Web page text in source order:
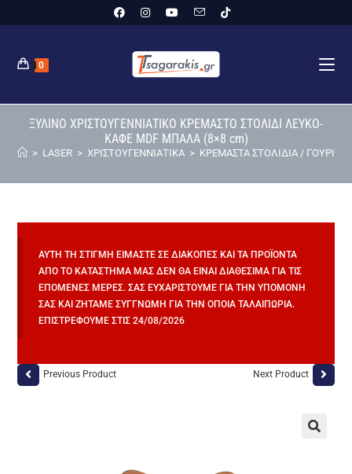
0
ΞΥΛΙΝΟ ΧΡΙΣΤΟΥΓΕΝΝΙΑΤΙΚΟ ΚΡΕΜΑΣΤΟ ΣΤΟΛΙΔΙ ΛΕΥΚΟ-
ΚΑΦΕ MDF ΜΠΑΛΑ (8×8 cm)
> LASER > ΧΡΙΣΤΟΥΓΕΝΝΙΑΤΙΚΑ > ΚΡΕΜΑΣΤΑ ΣΤΟΛΙΔΙΑ / ΓΟΥΡΙΑ
ΑΥΤΉ ΤΗ ΣΤΙΓΜΉ ΕΊΜΑΣΤΕ ΣΕ ΔΙΑΚΟΠΈΣ ΚΑΙ ΤΑ ΠΡΟΪΌΝΤΑ
ΑΠΌ ΤΟ ΚΑΤΆΣΤΗΜΆ ΜΑΣ ΔΕΝ ΘΑ ΕΊΝΑΙ ΔΙΑΘΈΣΙΜΑ ΓΙΑ ΤΙΣ
ΕΠΌΜΕΝΕΣ ΜΈΡΕΣ. ΣΑΣ ΕΥΧΑΡΙΣΤΟΎΜΕ ΓΙΑ ΤΗΝ ΥΠΟΜΟΝΉ
ΣΑΣ ΚΑΙ ΖΗΤΆΜΕ ΣΥΓΓΝΏΜΗ ΓΙΑ ΤΗΝ ΌΠΟΙΑ ΤΑΛΑΙΠΩΡΊΑ.
ΕΠΙΣΤΡΈΦΟΥΜΕ ΣΤΙΣ 24/08/2026
Previous Product Next Product